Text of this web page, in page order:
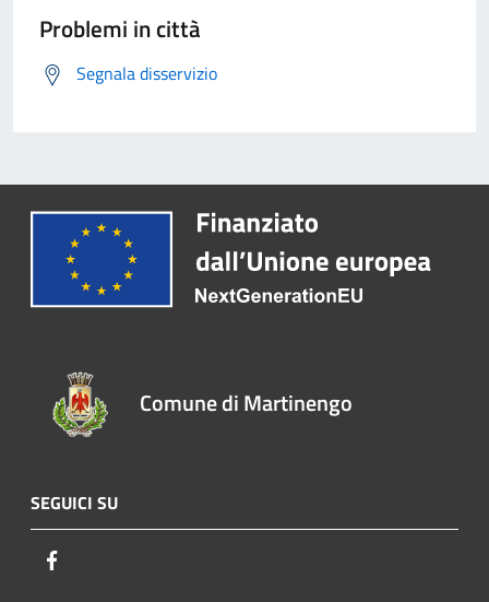
Problemi in città
Segnala disservizio
Comune di Martinengo
SEGUICI SU